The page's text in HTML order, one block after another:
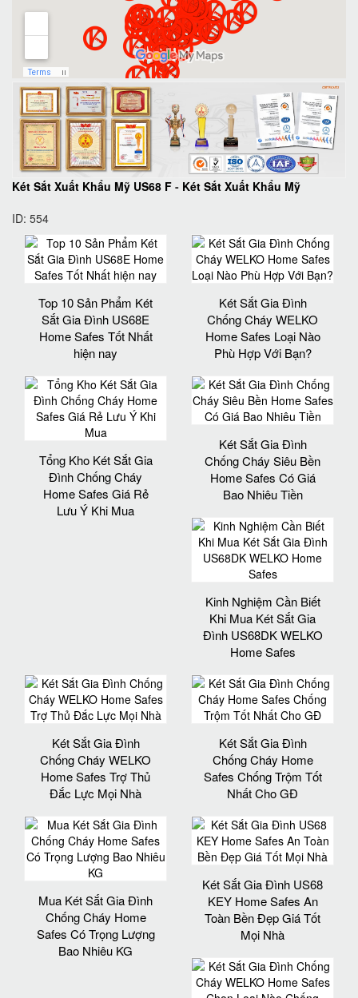
Két Sắt Xuất Khẩu Mỹ US68 F - Két Sắt Xuất Khẩu Mỹ
ID: 554
Top 10 Sản Phẩm Két
Sắt Gia Đình US68E
Home Safes Tốt Nhất
hiện nay
Két Sắt Gia Đình
Chống Cháy WELKO
Home Safes Loại Nào
Phù Hợp Với Bạn?
Tổng Kho Két Sắt Gia
Đình Chống Cháy
Home Safes Giá Rẻ
Lưu Ý Khi Mua
Két Sắt Gia Đình
Chống Cháy Siêu Bền
Home Safes Có Giá
Bao Nhiêu Tiền
Kinh Nghiệm Cần Biết
Khi Mua Két Sắt Gia
Đình US68DK WELKO
Home Safes
Két Sắt Gia Đình
Chống Cháy WELKO
Home Safes Trợ Thủ
Đắc Lực Mọi Nhà
Két Sắt Gia Đình
Chống Cháy Home
Safes Chống Trộm Tốt
Nhất Cho GĐ
Mua Két Sắt Gia Đình
Chống Cháy Home
Safes Có Trọng Lượng
Bao Nhiêu KG
Két Sắt Gia Đình US68
KEY Home Safes An
Toàn Bền Đẹp Giá Tốt
Mọi Nhà